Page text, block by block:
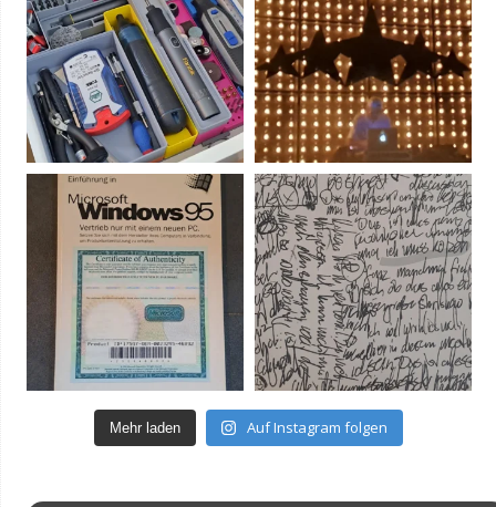
Mehr laden Auf Instagram folgen